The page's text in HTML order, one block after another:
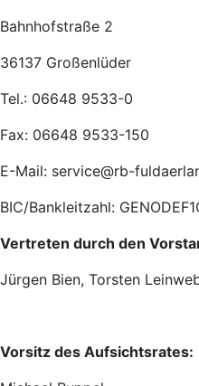
Bahnhofstraße 2
36137 Großenlüder
Tel.: 06648 9533-0
Fax: 06648 9533-150
E-Mail: service@rb-
BIC/Bankleitzahl:
Vertreten durch den
Jürgen Bien, Torsten
Vorsitz des Aufsichtsrates: